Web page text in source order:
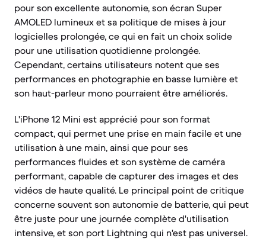
pour son excellente autonomie, son écran Super
AMOLED lumineux et sa politique de mises à jour
logicielles prolongée, ce qui en fait un choix solide
pour une utilisation quotidienne prolongée.
Cependant, certains utilisateurs notent que ses
performances en photographie en basse lumière et
son haut-parleur mono pourraient être améliorés.
L'iPhone 12 Mini est apprécié pour son format
compact, qui permet une prise en main facile et une
utilisation à une main, ainsi que pour ses
performances fluides et son système de caméra
performant, capable de capturer des images et des
vidéos de haute qualité. Le principal point de critique
concerne souvent son autonomie de batterie, qui peut
être juste pour une journée complète d'utilisation
intensive, et son port Lightning qui n'est pas universel.